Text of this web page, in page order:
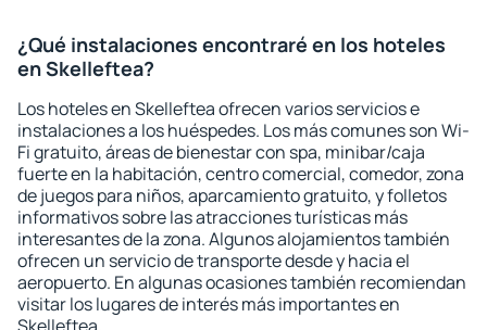
¿Qué instalaciones encontraré en los hoteles
en Skelleftea?
Los hoteles en Skelleftea ofrecen varios servicios e
instalaciones a los huéspedes. Los más comunes son Wi-
Fi gratuito, áreas de bienestar con spa, minibar/caja
fuerte en la habitación, centro comercial, comedor, zona
de juegos para niños, aparcamiento gratuito, y folletos
informativos sobre las atracciones turísticas más
interesantes de la zona. Algunos alojamientos también
ofrecen un servicio de transporte desde y hacia el
aeropuerto. En algunas ocasiones también recomiendan
visitar los lugares de interés más importantes en